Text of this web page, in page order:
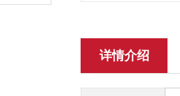
详情介绍